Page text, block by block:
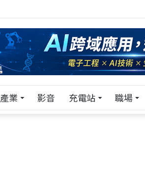
產業 影音 充電站 職場